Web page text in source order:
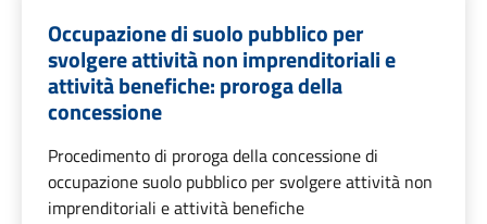
Occupazione di suolo pubblico per
svolgere attività non imprenditoriali e
attività benefiche: proroga della
concessione
Procedimento di proroga della concessione di
occupazione suolo pubblico per svolgere attività non
imprenditoriali e attività benefiche